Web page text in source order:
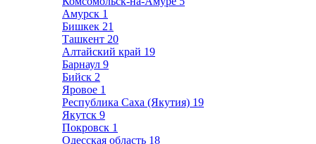
Амурск 1
Бишкек 21
Ташкент 20
Алтайский край 19
Барнаул 9
Бийск 2
Яровое 1
Республика Саха (Якутия) 19
Якутск 9
Покровск 1
Одесская область 18